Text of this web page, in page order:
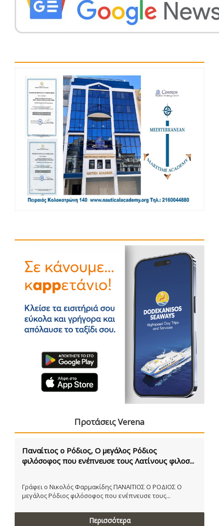
Προτάσεις Verena
Παναίτιος ο Ρόδιος, Ο μεγάλος Ρόδιος
φιλόσοφος που ενέπνευσε τους Λατίνους φιλοσ...
Γράφει ο Νικολός Φαρμακίδης ΠΑΝΑΙΤΙΟΣ Ο ΡΟΔΙΟΣ Ο
μεγάλος Ρόδιος φιλόσοφος που ενέπνευσε τους...
Περισσότερα